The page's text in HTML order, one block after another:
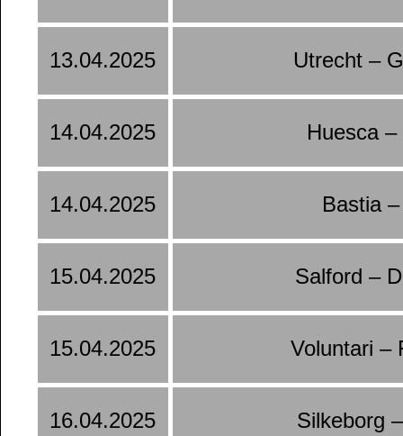
13.04.2025 Utrecht –
14.04.2025 Huesca
14.04.2025 Bastia
15.04.2025 Salford –
15.04.2025 Voluntari –
16.04.2025 Silkeborg